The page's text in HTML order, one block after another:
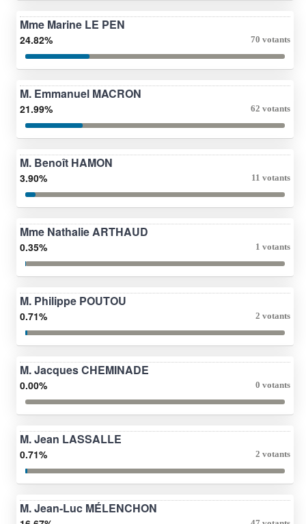
Mme Marine LE PEN
24.82% 70 votants
M. Emmanuel MACRON
21.99% 62 votants
M. Benoît HAMON
3.90% 11 votants
Mme Nathalie ARTHAUD
0.35% 1 votants
M. Philippe POUTOU
0.71% 2 votants
M. Jacques CHEMINADE
0.00% 0 votants
M. Jean LASSALLE
0.71% 2 votants
M. Jean-Luc MÉLENCHON